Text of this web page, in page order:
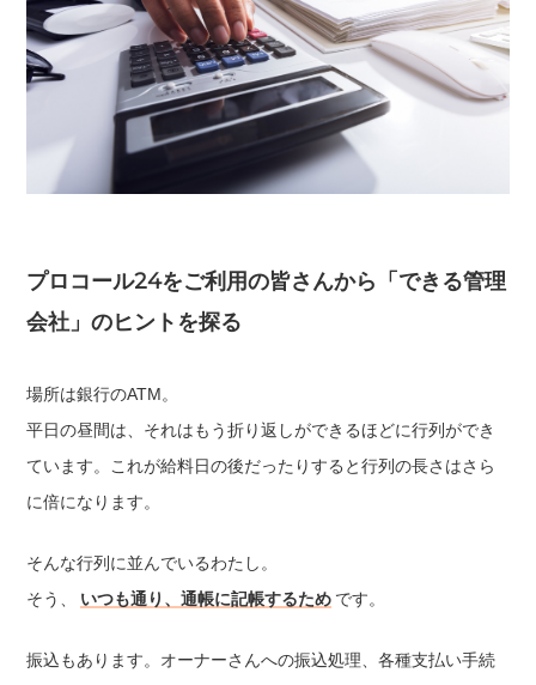
プロコール24をご利用の皆さんから「できる管理
会社」のヒントを探る
場所は銀行のATM。
平日の昼間は、それはもう折り返しができるほどに行列ができ
ています。これが給料日の後だったりすると行列の長さはさら
に倍になります。
そんな行列に並んでいるわたし。
そう、
いつも通り、通帳に記帳するため です。
振込もあります。オーナーさんへの振込処理、各種支払い手続